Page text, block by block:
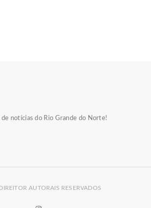
notícias do Rio Grande do Norte!
AUTORAIS RESERVADOS